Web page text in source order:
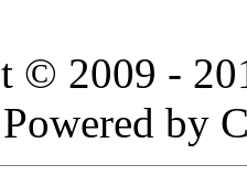
© 2009 -
Powered by